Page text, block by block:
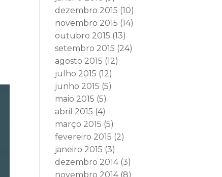
dezembro 2015 (10)
novembro 2015 (14)
outubro 2015 (13)
setembro 2015 (24)
agosto 2015 (12)
julho 2015 (12)
junho 2015 (5)
maio 2015 (5)
abril 2015 (4)
março 2015 (5)
fevereiro 2015 (2)
janeiro 2015 (3)
dezembro 2014(3)
novembro 2014(8)